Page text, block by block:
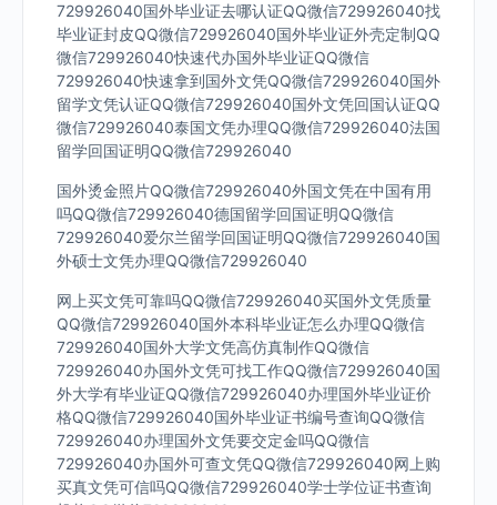
729926040国外毕业证去哪认证QQ微信729926040找
毕业证封皮QQ微信729926040国外毕业证外壳定制QQ
微信729926040快速代办国外毕业证QQ微信
729926040快速拿到国外文凭QQ微信729926040国外
留学文凭认证QQ微信729926040国外文凭回国认证QQ
微信729926040泰国文凭办理QQ微信729926040法国
留学回国证明QQ微信729926040
国外烫金照片QQ微信729926040外国文凭在中国有用
吗QQ微信729926040德国留学回国证明QQ微信
729926040爱尔兰留学回国证明QQ微信729926040国
外硕士文凭办理QQ微信729926040
网上买文凭可靠吗QQ微信729926040买国外文凭质量
QQ微信729926040国外本科毕业证怎么办理QQ微信
729926040国外大学文凭高仿真制作QQ微信
729926040办国外文凭可找工作QQ微信729926040国
外大学有毕业证QQ微信729926040办理国外毕业证价
格QQ微信729926040国外毕业证书编号查询QQ微信
729926040办理国外文凭要交定金吗QQ微信
729926040办国外可查文凭QQ微信729926040网上购
买真文凭可信吗QQ微信729926040学士学位证书查询